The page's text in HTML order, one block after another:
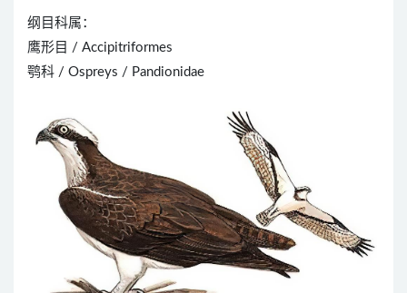
纲目科属：
鹰形目 / Accipitriformes
鹗科 / Ospreys / Pandionidae